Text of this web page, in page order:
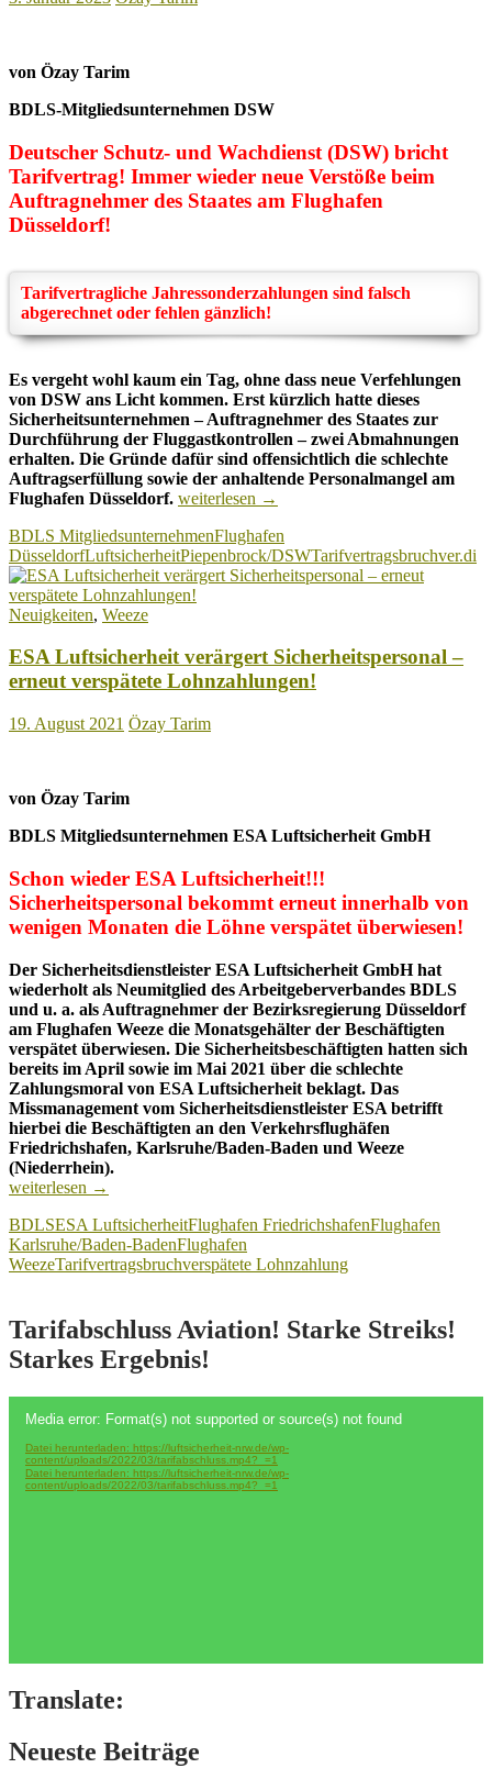
von Özay Tarim
BDLS-Mitgliedsunternehmen DSW
Deutscher Schutz- und Wachdienst (DSW) bricht
Tarifvertrag! Immer wieder neue Verstöße beim
Auftragnehmer des Staates am Flughafen
Düsseldorf!
Tarifvertragliche Jahressonderzahlungen sind falsch
abgerechnet oder fehlen gänzlich!
Es vergeht wohl kaum ein Tag, ohne dass neue Verfehlungen
von DSW ans Licht kommen. Erst kürzlich hatte dieses
Sicherheitsunternehmen – Auftragnehmer des Staates zur
Durchführung der Fluggastkontrollen – zwei Abmahnungen
erhalten. Die Gründe dafür sind offensichtlich die schlechte
Auftragserfüllung sowie der anhaltende Personalmangel am
Flughafen Düsseldorf. Auftragnehmer
Staates
Deutscher
Schutz-
und
Tarifvertrag!
weiterlesen →
BDLS MitgliedsunternehmenFlughafen
DüsseldorfLuftsicherheitPiepenbrock/DSWTarifvertragsbruchver.di
Neuigkeiten, Weeze
ESA Luftsicherheit verärgert Sicherheitspersonal –
erneut verspätete Lohnzahlungen!
19. August 2021 Özay Tarim
von Özay Tarim
BDLS Mitgliedsunternehmen ESA Luftsicherheit GmbH
Schon wieder ESA Luftsicherheit!!!
Sicherheitspersonal bekommt erneut innerhalb von
wenigen Monaten die Löhne verspätet überwiesen!
Der Sicherheitsdienstleister ESA Luftsicherheit GmbH hat
wiederholt als Neumitglied des Arbeitgeberverbandes BDLS
und u. a. als Auftragnehmer der Bezirksregierung Düsseldorf
am Flughafen Weeze die Monatsgehälter der Beschäftigten
verspätet überwiesen. Die Sicherheitsbeschäftigten hatten sich
bereits im April sowie im Mai 2021 über die schlechte
Zahlungsmoral von ESA Luftsicherheit beklagt. Das
Missmanagement vom Sicherheitsdienstleister ESA betrifft
hierbei die Beschäftigten an den Verkehrsflughäfen
Friedrichshafen, Karlsruhe/Baden-Baden und Weeze
(Niederrhein).
ESA
verärgert
Sicherheitspersonal
–
Lohnzahlungen!
weiterlesen →
BDLSESA LuftsicherheitFlughafen FriedrichshafenFlughafen
Karlsruhe/Baden-BadenFlughafen
WeezeTarifvertragsbruchverspätete Lohnzahlung
Tarifabschluss Aviation! Starke Streiks!
Starkes Ergebnis!
Player
Media error: Format(s) not supported or source(s) not found
Datei herunterladen: https://luftsicherheit-nrw.de/wp-
content/uploads/2022/03/tarifabschluss.mp4?_=1
Datei herunterladen: https://luftsicherheit-nrw.de/wp-
content/uploads/2022/03/tarifabschluss.mp4?_=1
Translate:
Neueste Beiträge